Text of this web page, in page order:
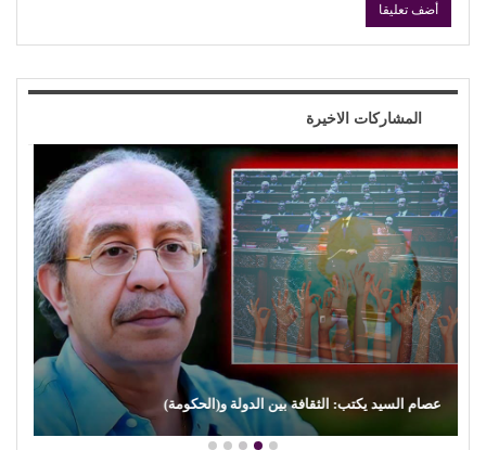
المشاركات الاخيرة
د. محمد الطربيلي يكتب: (علي الكسار).. بين التوهج والخفوت